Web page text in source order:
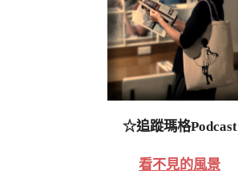
☆追蹤瑪格Podcast
看不見的風景